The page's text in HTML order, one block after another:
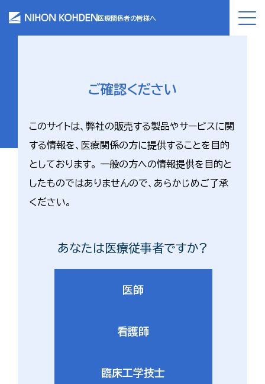
医療関係者の皆様へ
ご確認ください
このサイトは、弊社の販売する製品やサービスに関
する情報を、医療関係の方に提供することを目的
としております。 一般の方への情報提供を目的と
したものではありませんので、あらかじめご了承
ください。
あなたは医療従事者ですか?
医師
看護師
臨床工学技士